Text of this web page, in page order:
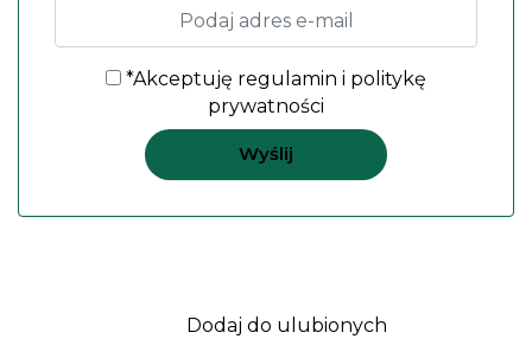
*Akceptuję regulamin i politykę
prywatności
Dodaj do ulubionych